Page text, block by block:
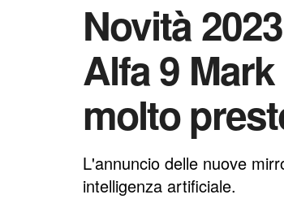
Novità
Alfa 9
molto
L'annuncio delle nuove
intelligenza artificiale.